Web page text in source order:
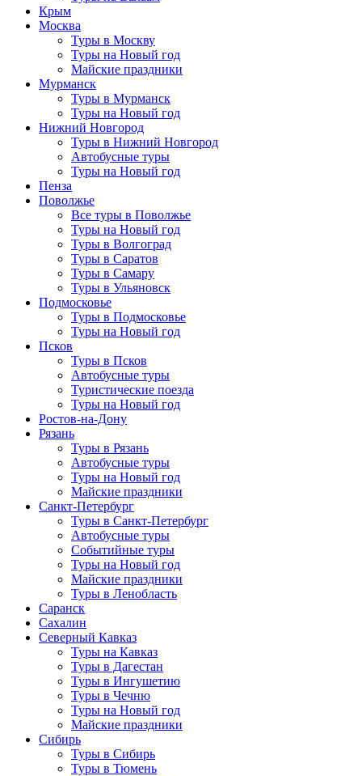
Крым
Москва
Туры в Москву
Туры на Новый год
Майские праздники
Мурманск
Туры в Мурманск
Туры на Новый год
Нижний Новгород
Туры в Нижний Новгород
Автобусные туры
Туры на Новый год
Пенза
Поволжье
Все туры в Поволжье
Туры на Новый год
Туры в Волгоград
Туры в Саратов
Туры в Самару
Туры в Ульяновск
Подмосковье
Туры в Подмосковье
Туры на Новый год
Псков
Туры в Псков
Автобусные туры
Туристические поезда
Туры на Новый год
Ростов-на-Дону
Рязань
Туры в Рязань
Автобусные туры
Туры на Новый год
Майские праздники
Санкт-Петербург
Туры в Санкт-Петербург
Автобусные туры
Событийные туры
Туры на Новый год
Майские праздники
Туры в Ленобласть
Саранск
Сахалин
Северный Кавказ
Туры на Кавказ
Туры в Дагестан
Туры в Ингушетию
Туры в Чечню
Туры на Новый год
Майские праздники
Сибирь
Туры в Сибирь
Туры в Тюмень